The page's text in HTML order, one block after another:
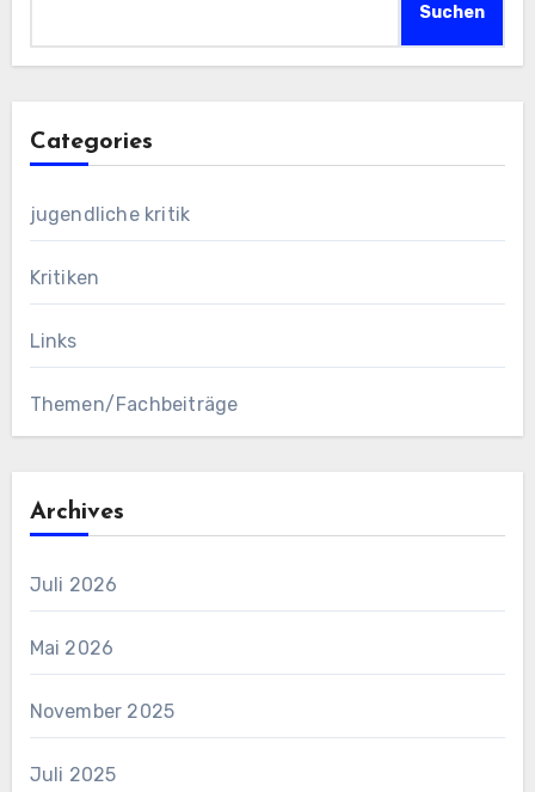
Suchen
Categories
jugendliche kritik
Kritiken
Links
Themen/Fachbeiträge
Archives
Juli 2026
Mai 2026
November 2025
Juli 2025